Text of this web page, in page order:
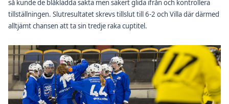
så kunde de blåklädda sakta men säkert glida ifrån och kontrollera
tillställningen. Slutresultatet skrevs tillslut till 6-2 och Villa där därmed
alltjämt chansen att ta sin tredje raka cuptitel.